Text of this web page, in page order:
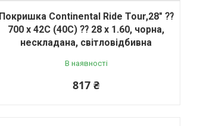
Покришка Continental Ride Tour,28" ⁇
700 x 42C (40C) ⁇ 28 x 1.60, чорна,
нескладана, світловідбивна
В наявності
817 ₴